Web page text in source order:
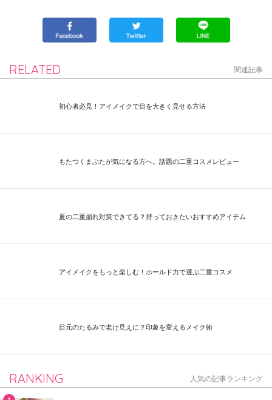
RELATED 関連記事
初心者必見！アイメイクで目を大きく見せる方法
もたつくまぶたが気になる方へ。話題の二重コスメレビュー
夏の二重崩れ対策できてる？持っておきたいおすすめアイテム
アイメイクをもっと楽しむ！ホールド力で選ぶ二重コスメ
目元のたるみで老け見えに？印象を変えるメイク術
RANKING 人気の記事ランキング